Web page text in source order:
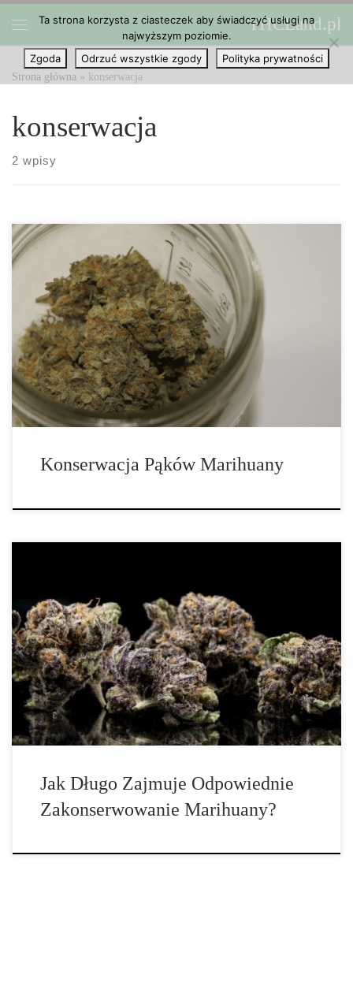
Przejdź do treści THCLand.pl
Strona główna » konserwacja
konserwacja
2 wpisy
Konserwacja pąków w celu uzyskania najlepszego smaku.
Gratulacje, udało Ci się wyhodować kilka roślin konopi
indyjskich! Zanim pączek będzie gotowy do palenia, w procesie
uprawy marihuany występują jeszcze dwa etapy: suszenie i
konserwacja. Cały proces konserwacji obejmuje suszenie
marihuany i […]
Konserwacja Pąków Marihuany
Na wyjątkowe rzeczy naprawdę warto czekać. Gładki,
aromatyczny dym z palenia marihuany jest tego doskonałym
przykładem. W rzeczywistości powolny i stały proces utwardzania
jest często różnicą między zwykłym workiem zioła a wysokiej
jakości marihuaną. Ale jak długo należy konserwować cannabis
[…]
Jak Długo Zajmuje Odpowiednie
Zakonserwowanie Marihuany?
Ta strona korzysta z ciasteczek aby świadczyć usługi na
najwyższym poziomie.
Zgoda
Odrzuć wszystkie zgody Polityka prywatności